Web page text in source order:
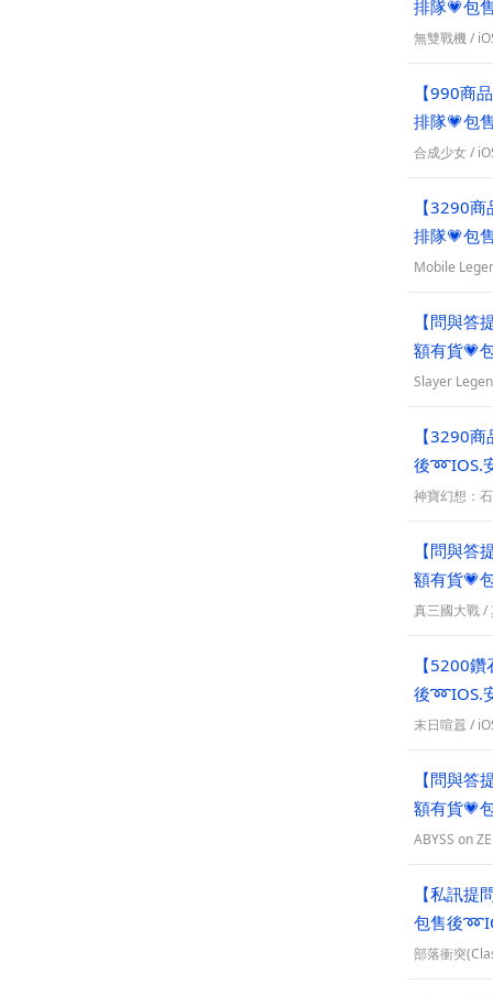
排隊💗包
無雙戰機/
【990商
排隊💗包
合成少女/
【3290
排隊💗包
Mobile
【問與答
額有貨💗
Slayer
【3290商
後➿IOS.
神寶幻想：
【問與答
額有貨💗
真三國大戰/
【5200鑽
後➿IOS.
末日喧囂 /
【問與答
額有貨💗
ABYSS on
【私訊提
包售後
部落衝突